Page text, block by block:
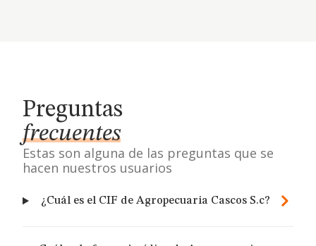
Preguntas
frecuentes
Estas son alguna de las preguntas que se
hacen nuestros usuarios
¿Cuál es el CIF de Agropecuaria Cascos S.c?